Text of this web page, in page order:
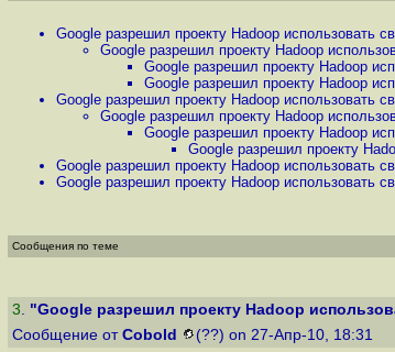
Google разрешил проекту Hadoop использовать
Google разрешил проекту Hadoop
Google разрешил проекту Hadoop
Google разрешил проекту Hadoop
Google разрешил проекту Hadoop использовать
Google разрешил проекту Hadoop
Google разрешил проекту Hadoop
Google разрешил проекту
Google разрешил проекту Hadoop использовать
Google разрешил проекту Hadoop использовать
Сообщения по теме
3. "Google разрешил проекту Hadoop
Сообщение от Cobold (??) on 27-Апр-10, 18:31